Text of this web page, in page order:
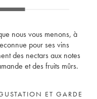
nous vous menons, à
pour ses vins
des nectars aux notes
et des fruits mûrs.
ET GARDE